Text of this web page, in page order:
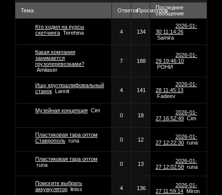
Тема ОтветовПросмотровПоследнее
сообщение
Кто ходил на курсы
скетчинга Terehina 4 134
2026-01-
30 11:14:26
Samira
Какая компания
занимается
грузоперевозками?
Amilaser
7 188
2026-01-
29 19:46:10
РОНИ
Ищу круглошлифовальный
станок Lannit 4 141
2026-01-
28 11:45:13
Fadeev
Музейная концепция Cim
0
18
2026-01-
27 16:52:49 Cim
Пластиковая тара оптом
Ставрополь runa 0 12
2026-01-
27 12:22:30 runa
Пластиковая тара оптом
runa
0 13
2026-01-
27 12:02:58 runa
Помогите выбрать
аккумулятор liniss 4 136
2026-01-
27 11:59:14 Miron